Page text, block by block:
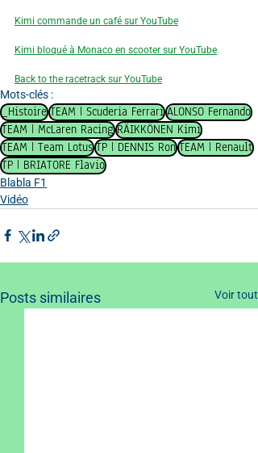
Kimi commande un café sur YouTube
Kimi bloqué à Monaco en scooter sur YouTube
Back to the racetrack sur YouTube
Mots-clés :
_Histoire TEAM | Scuderia Ferrari ALONSO Fernando
TEAM | McLaren Racing RÄIKKÖNEN Kimi
TEAM | Team Lotus TP | DENNIS Ron TEAM | Renault
TP | BRIATORE Flavio
Blabla F1
Vidéo
Posts similaires Voir tout